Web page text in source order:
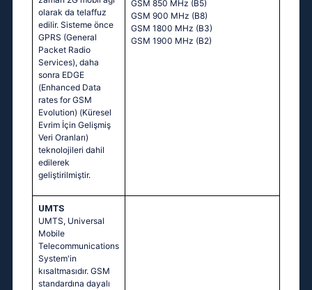
olarak da telaffuz
edilir. Sisteme önce
GPRS (General
Packet Radio
Services), daha
sonra EDGE
(Enhanced Data
rates for GSM
Evolution) (Küresel
Evrim İçin Gelişmiş
Veri Oranları)
teknolojileri dahil
edilerek
geliştirilmiştir.
GSM 850 MHz (B5)
GSM 900 MHz (B8)
GSM 1800 MHz (B3)
GSM 1900 MHz (B2)
UMTS
UMTS, Universal
Mobile
Telecommunications
System'in
kısaltmasıdır. GSM
standardına dayalı